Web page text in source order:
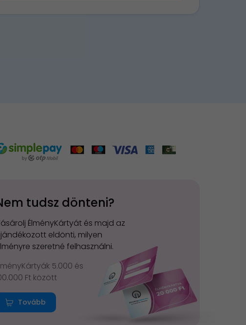
tudsz dönteni?
ÉlményKártyát és majd az
eldönti, milyen
szeretné felhasználni.
5.000 és
Ft között
Tovább